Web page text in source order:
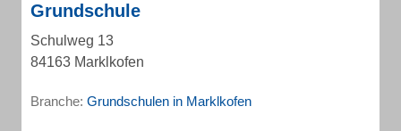
Grundschule
Schulweg 13
84163 Marklkofen
Branche: Grundschulen in Marklkofen